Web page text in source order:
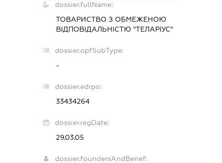
dossier.fullName:
ТОВАРИСТВО З ОБМЕЖЕНОЮ
ВІДПОВІДАЛЬНІСТЮ "ТЕЛАРІУС"
dossier.opfSubType:
-
dossier.edrpo:
33434264
dossier.regDate:
29.03.05
dossier.foundersAndBenef: